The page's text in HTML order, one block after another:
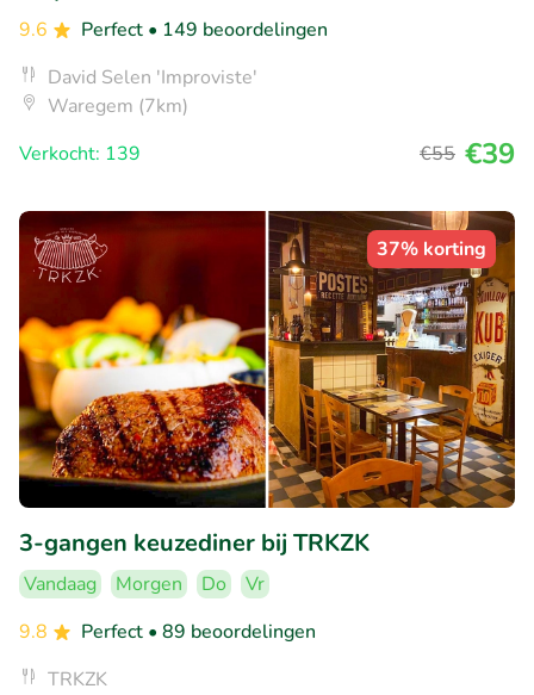
9.6 Perfect • 149 beoordelingen
David Selen 'Improviste'
Waregem (7km)
Verkocht: 139
€55 €39
37% korting
3-gangen keuzediner bij TRKZK
Vandaag Morgen Do
Vr
9.8
Perfect • 89 beoordelingen
TRKZK